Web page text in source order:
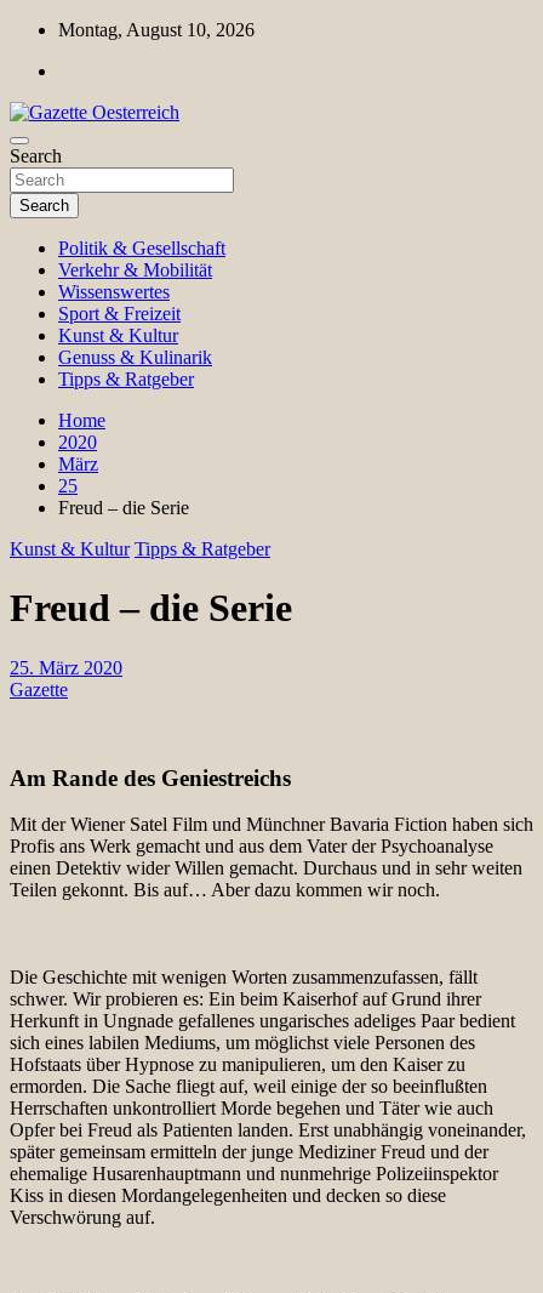
Skip
content
Montag, August 10, 2026
Gazette Oesterreich
Magazin für Freizeit, Politik, Kultur & Wissenschaft
Search
Search
Politik & Gesellschaft
Verkehr & Mobilität
Wissenswertes
Sport & Freizeit
Kunst & Kultur
Genuss & Kulinarik
Tipps & Ratgeber
Home
2020
März
25
Freud – die Serie
Kunst & Kultur Tipps & Ratgeber
Freud – die Serie
25. März 2020
Gazette
Am Rande des Geniestreichs
Mit der Wiener Satel Film und Münchner Bavaria Fiction haben sich
Profis ans Werk gemacht und aus dem Vater der Psychoanalyse
einen Detektiv wider Willen gemacht. Durchaus und in sehr weiten
Teilen gekonnt. Bis auf… Aber dazu kommen wir noch.
Die Geschichte mit wenigen Worten zusammenzufassen, fällt
schwer. Wir probieren es: Ein beim Kaiserhof auf Grund ihrer
Herkunft in Ungnade gefallenes ungarisches adeliges Paar bedient
sich eines labilen Mediums, um möglichst viele Personen des
Hofstaats über Hypnose zu manipulieren, um den Kaiser zu
ermorden. Die Sache fliegt auf, weil einige der so beeinflußten
Herrschaften unkontrolliert Morde begehen und Täter wie auch
Opfer bei Freud als Patienten landen. Erst unabhängig voneinander,
später gemeinsam ermitteln der junge Mediziner Freud und der
ehemalige Husarenhauptmann und nunmehrige Polizeiinspektor
Kiss in diesen Mordangelegenheiten und decken so diese
Verschwörung auf.